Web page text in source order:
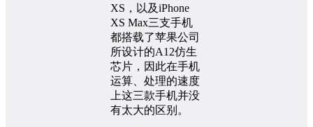
XS，以及iPhone
XS Max三支手机
都搭载了苹果公司
所设计的A12仿生
芯片，因此在手机
运算、处理的速度
上这三款手机并没
有太大的区别。